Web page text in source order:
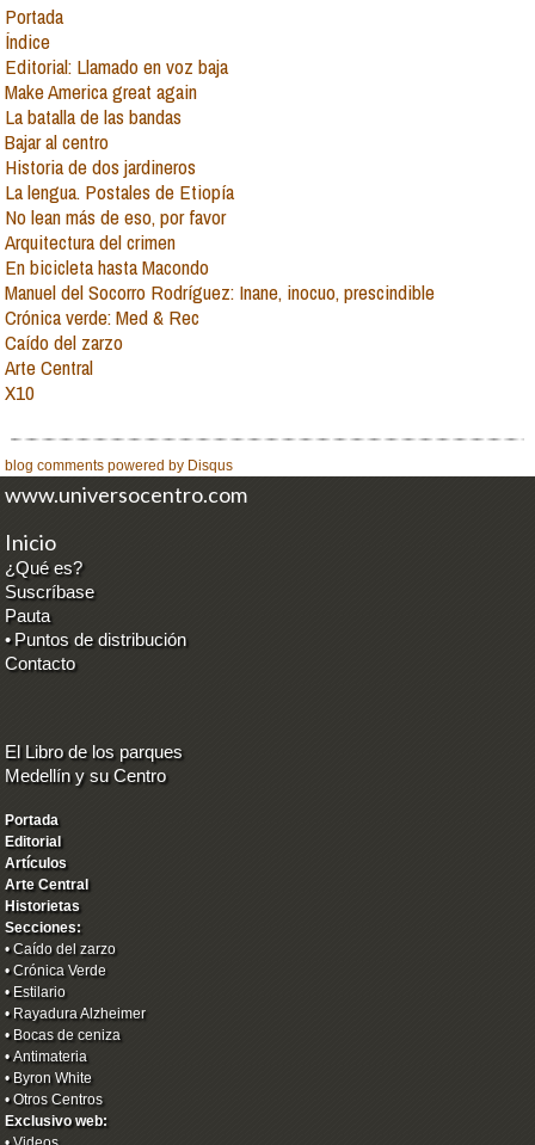
Portada
Índice
Editorial: Llamado en voz baja
Make America great again
La batalla de las bandas
Bajar al centro
Historia de dos jardineros
La lengua. Postales de Etiopía
No lean más de eso, por favor
Arquitectura del crimen
En bicicleta hasta Macondo
Manuel del Socorro Rodríguez: Inane, inocuo, prescindible
Crónica verde: Med & Rec
Caído del zarzo
Arte Central
X10
blog comments powered by Disqus
www.universocentro.com
Inicio
¿Qué es?
Suscríbase
Pauta
• Puntos de distribución
Contacto
El Libro de los parques
Medellín y su Centro
Portada
Editorial
Artículos
Arte Central
Historietas
Secciones:
•Caído del zarzo
•Crónica Verde
•Estilario
•Rayadura Alzheimer
•Bocas de ceniza
•Antimateria
•Byron White
•Otros Centros
Exclusivo web: